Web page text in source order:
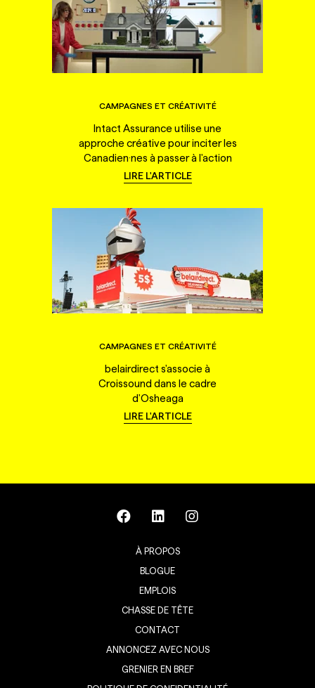
CAMPAGNES ET CRÉATIVITÉ
Intact Assurance utilise une
approche créative pour inciter les
Canadien·nes à passer à l'action
LIRE L'ARTICLE
CAMPAGNES ET CRÉATIVITÉ
belairdirect s'associe à
Croissound dans le cadre
d'Osheaga
LIRE L'ARTICLE
À PROPOS
BLOGUE
EMPLOIS
CHASSE DE TÊTE
CONTACT
ANNONCEZ AVEC NOUS
GRENIER EN BREF